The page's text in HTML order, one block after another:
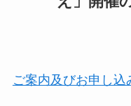
ご案内及びお申し込